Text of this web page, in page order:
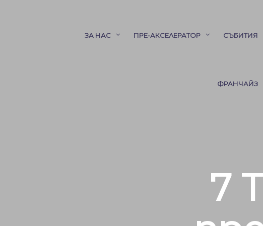
ЗА НАС ПРЕ-АКСЕЛЕРАТОР СЪБИТИЯ
ФРАНЧАЙЗ
7